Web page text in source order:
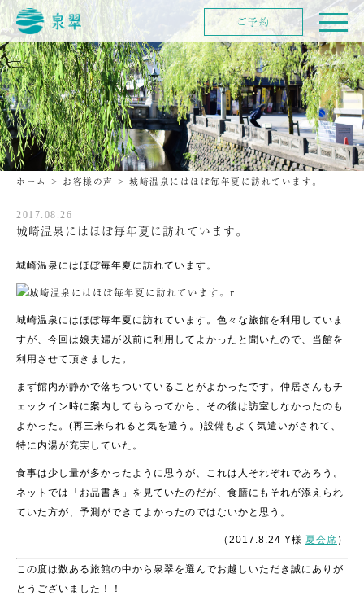
ホーム > お客様の声 > 城崎温泉にはほぼ毎年夏に訪れています。
2017.08.26
城崎温泉にはほぼ毎年夏に訪れています。
城崎温泉にはほぼ毎年夏に訪れています。
城崎温泉にはほぼ毎年夏に訪れています。色々な旅館を利用していま
すが、今回は娘夫婦が以前に利用してよかったと聞いたので、当館を
利用させて頂きました。
まず館内が静かで落ちついていることがよかったです。仲居さんもチ
ェックイン時に案内してもらってから、その後は訪室しなかったのも
よかった。(再三来られると気を遣う。)設備もよく気遣いがされて、
特に内湯が充実していた。
食事は少し量が多かったように思うが、これは人それぞれであろう。
ネットでは「お品書き」を見ていたのだが、食膳にもそれが添えられ
ていた方が、予測ができてよかったのではないかと思う。
（2017.8.24 Y様 夏会席 ）
この度は数ある旅館の中から泉翠を選んでお越しいただき誠にありが
とうございました！！
ご予約